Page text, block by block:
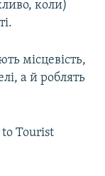
коли)
місцевість,
а й роблять
to Tourist